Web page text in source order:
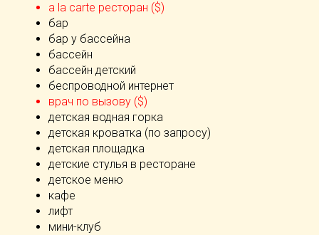
а la carte ресторан ($)
бар
бар у бассейна
бассейн
бассейн детский
беспроводной интернет
врач по вызову ($)
детская водная горка
детская кроватка (по запросу)
детская площадка
детские стулья в ресторане
детское меню
кафе
лифт
мини-клуб